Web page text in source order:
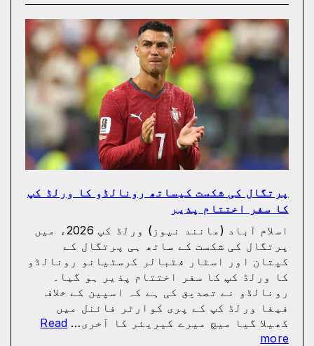
نے
اپنے
عظیم
ترین
کھلاڑیوں
میں
سے
ایک
کو
دیا:
اعظم
پرتگال کی شکست کیساتھ رونالڈو کا ورلڈ کپ
کا سفر اختتام پذیر
اسلام آباد (مانند نیوز) ورلڈ کپ 2026ء میں
پرتگال کی شکست کے ساتھ ہی پرتگال کے
کپتان اور اسٹار فٹبالر کرسٹیانو رونالڈو
کا ورلڈ کپ کا سفر اختتام پذیر ہو گیا۔
رونالڈو نے تصدیق کی ہے کہ اسپین کے خلاف
فیفا ورلڈ کپ کے پری کوارٹر فائنل میں
کھیلا گیا میچ میرے کیریئر کا آخری…Read
more
: